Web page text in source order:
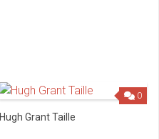
0
Hugh Grant Taille